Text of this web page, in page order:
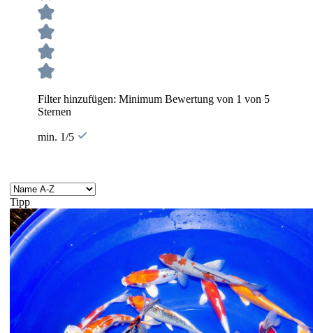
Filter hinzufügen: Minimum Bewertung von 1 von 5
Sternen
min. 1/5
Tipp